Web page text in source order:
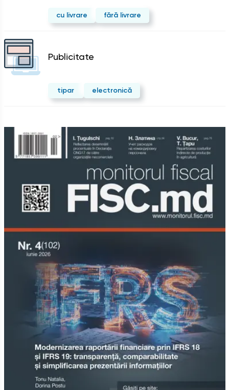
cu livrare fără livrare
Publicitate
tipar electronică